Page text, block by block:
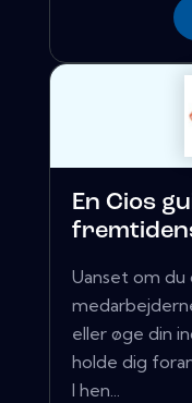
En Cios
Uanset om
eller øge din
holde dig
I hen...